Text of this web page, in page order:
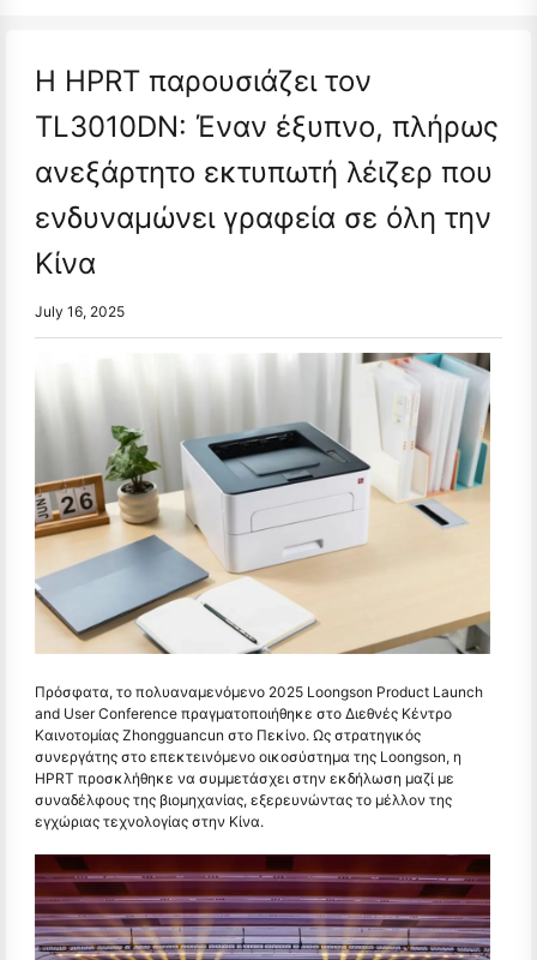
Η HPRT παρουσιάζει τον
TL3010DN: Έναν έξυπνο, πλήρως
ανεξάρτητο εκτυπωτή λέιζερ που
ενδυναμώνει γραφεία σε όλη την
Κίνα
July 16, 2025
Πρόσφατα, το πολυαναμενόμενο 2025 Loongson Product Launch
and User Conference πραγματοποιήθηκε στο Διεθνές Κέντρο
Καινοτομίας Zhongguancun στο Πεκίνο. Ως στρατηγικός
συνεργάτης στο επεκτεινόμενο οικοσύστημα της Loongson, η
HPRT προσκλήθηκε να συμμετάσχει στην εκδήλωση μαζί με
συναδέλφους της βιομηχανίας, εξερευνώντας το μέλλον της
εγχώριας τεχνολογίας στην Κίνα.